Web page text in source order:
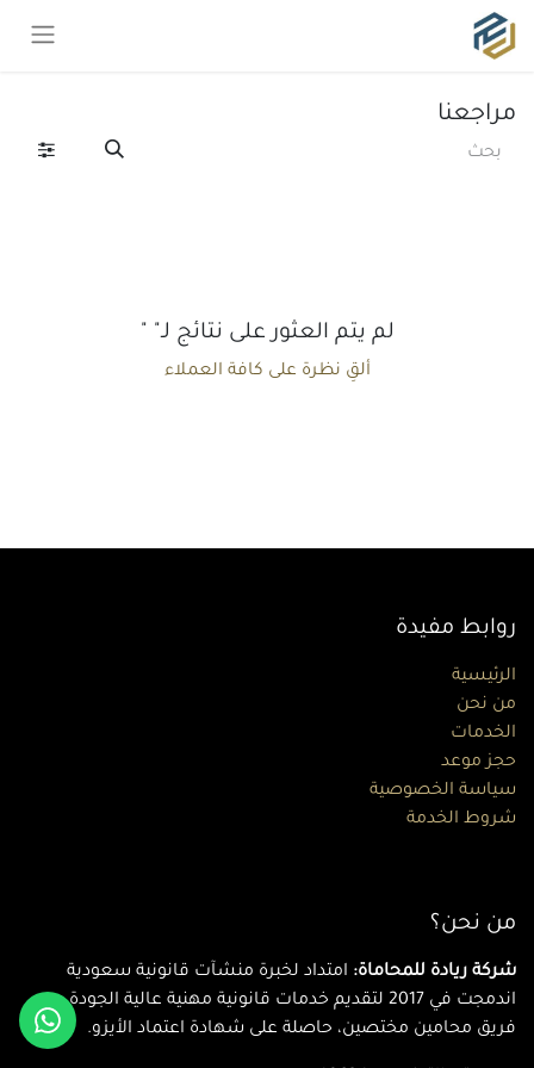
مراجعنا
لم يتم العثور على نتائج لـ" "
ألقِ نظرة على كافة العملاء
روابط مفيدة
الرئيسية
من نحن
الخدمات
حجز موعد
سياسة الخصوصية
شروط الخدمة
من نحن؟
شركة ريادة للمحاماة: امتداد لخبرة منشآت قانونية سعودية
اندمجت في 2017 لتقديم خدمات قانونية مهنية عالية الجودة عبر
فريق محامين مختصين، حاصلة على شهادة اعتماد الأيزو.